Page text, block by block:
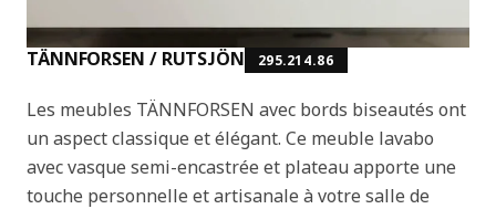
TÄNNFORSEN / RUTSJÖN 295.214.86
Les meubles TÄNNFORSEN avec bords biseautés ont
un aspect classique et élégant. Ce meuble lavabo
avec vasque semi-encastrée et plateau apporte une
touche personnelle et artisanale à votre salle de